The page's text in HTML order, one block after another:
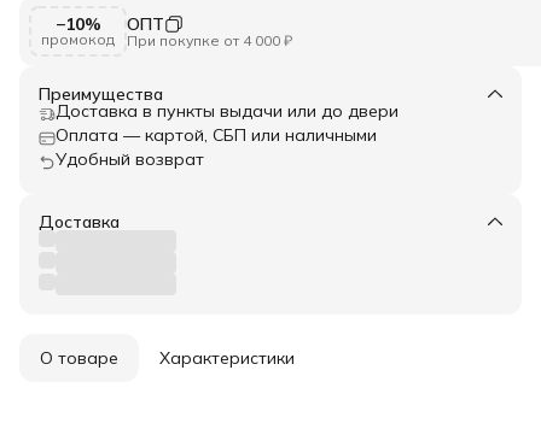
−10%
промокод
ОПТ
При покупке от 4 000 ₽
Преимущества
Доставка в пункты выдачи или до двери
Оплата — картой, СБП или наличными
Удобный возврат
Доставка
О товаре Характеристики